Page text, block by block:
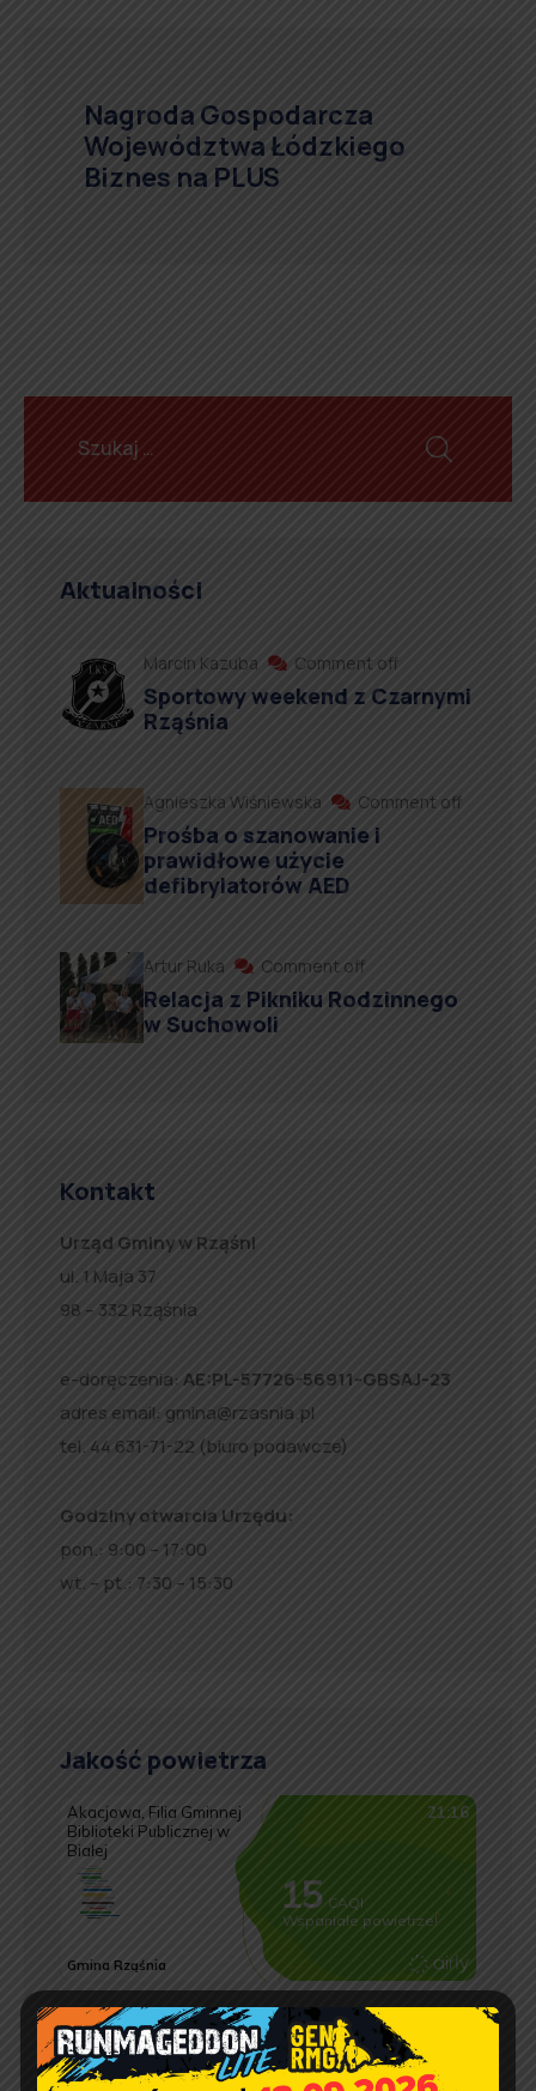
Nagroda Gospodarcza
Województwa Łódzkiego
Biznes na PLUS
Aktualności
Marcin Kazuba Comment off
Sportowy weekend z Czarnymi
Rząśnia
Agnieszka Wiśniewska Comment off
Prośba o szanowanie i
prawidłowe użycie
defibrylatorów AED
Artur Ruka Comment off
Relacja z Pikniku Rodzinnego
w Suchowoli
Kontakt
Urząd Gminy w Rząśni
ul. 1 Maja 37
98 – 332 Rząśnia
e-doręczenia: AE:PL-57726-56911-GBSAJ-23
adres email: gmina@rzasnia.pl
tel. 44 631-71-22 (biuro podawcze)
Godziny otwarcia Urzędu:
pon.: 9:00 – 17:00
wt. – pt.: 7:30 – 15:30
Jakość powietrza